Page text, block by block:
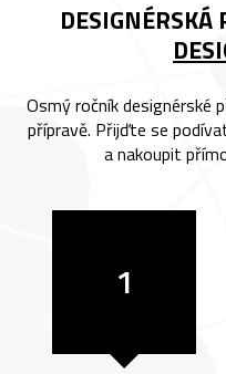
DESIGNÉRSKÁ
Osmý ročník designérské
přípravě. Přijďte se
a nakoupit
1